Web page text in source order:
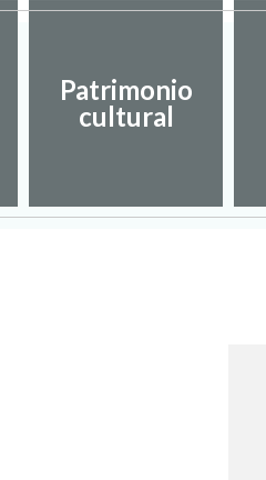
Patrimonio
cultural